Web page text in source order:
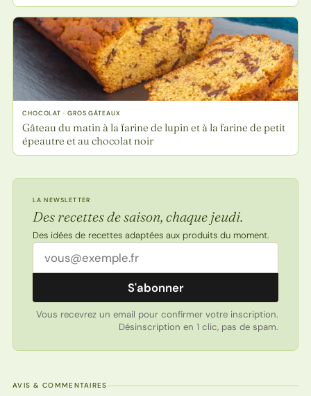
CHOCOLAT · GROS GÂTEAUX
Gâteau du matin à la farine de lupin et à la farine de petit
épeautre et au chocolat noir
LA NEWSLETTER
Des recettes de saison, chaque jeudi.
Des idées de recettes adaptées aux produits du moment.
Adresse email
S'abonner
Vous recevrez un email pour confirmer votre inscription.
Désinscription en 1 clic, pas de spam.
AVIS & COMMENTAIRES